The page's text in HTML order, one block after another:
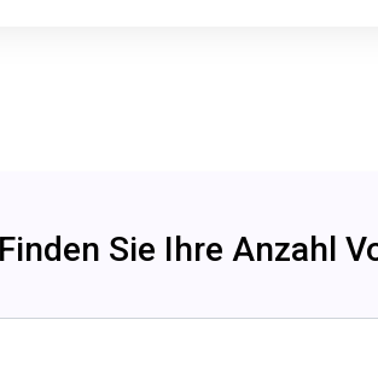
Finden Sie Ihre Anzahl